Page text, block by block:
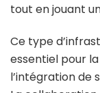
tout en jouant
Ce type
essentiel pour
l’intégration de